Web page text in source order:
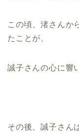
この頃、渚さんか
たことが、
誠子さんの心に響
その後、誠子さん